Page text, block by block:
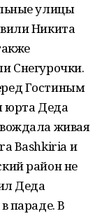
улицы
Никита
Снегурочки.
Гостиным
юрта Деда
живая
Bashkiria и
район не
Деда
параде. В